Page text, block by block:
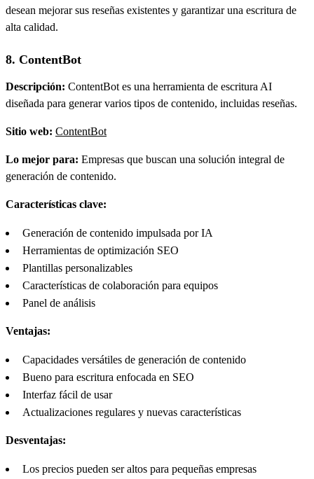
desean mejorar sus reseñas existentes y garantizar una escritura de
alta calidad.
8. ContentBot
Descripción: ContentBot es una herramienta de escritura AI
diseñada para generar varios tipos de contenido, incluidas reseñas.
Sitio web: ContentBot
Lo mejor para: Empresas que buscan una solución integral de
generación de contenido.
Características clave:
Generación de contenido impulsada por IA
Herramientas de optimización SEO
Plantillas personalizables
Características de colaboración para equipos
Panel de análisis
Ventajas:
Capacidades versátiles de generación de contenido
Bueno para escritura enfocada en SEO
Interfaz fácil de usar
Actualizaciones regulares y nuevas características
Desventajas:
Los precios pueden ser altos para pequeñas empresas